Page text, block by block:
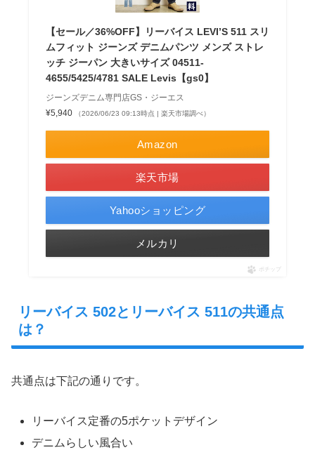
【セール／36%OFF】リーバイス LEVI’S 511 スリ
ムフィット ジーンズ デニムパンツ メンズ ストレ
ッチ ジーパン 大きいサイズ 04511-
4655/5425/4781 SALE Levis【gs0】
ジーンズデニム専門店GS・ジーエス
¥5,940
（2026/06/23 09:13時点 | 楽天市場調べ）
Amazon
楽天市場
Yahooショッピング
メルカリ
ポチップ
リーバイス 502とリーバイス 511の共通点
は？
共通点は下記の通りです。
リーバイス定番の5ポケットデザイン
デニムらしい風合い